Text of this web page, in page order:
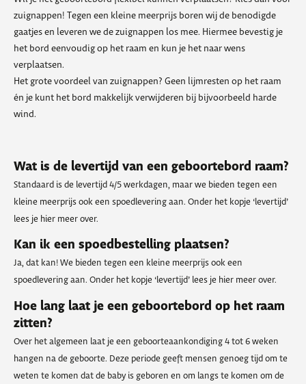
zuignappen! Tegen een kleine meerprijs boren wij de benodigde
gaatjes en leveren we de zuignappen los mee. Hiermee bevestig je
het bord eenvoudig op het raam en kun je het naar wens
verplaatsen.
Het grote voordeel van zuignappen? Geen lijmresten op het raam
én je kunt het bord makkelijk verwijderen bij bijvoorbeeld harde
wind.
Wat is de levertijd van een geboortebord raam?
Standaard is de levertijd 4/5 werkdagen, maar we bieden tegen een
kleine meerprijs ook een spoedlevering aan. Onder het kopje ‘levertijd’
lees je hier meer over.
Kan ik een spoedbestelling plaatsen?
Ja, dat kan! We bieden tegen een kleine meerprijs ook een
spoedlevering aan. Onder het kopje ‘levertijd’ lees je hier meer over.
Hoe lang laat je een geboortebord op het raam
zitten?
Over het algemeen laat je een geboorteaankondiging 4 tot 6 weken
hangen na de geboorte. Deze periode geeft mensen genoeg tijd om te
weten te komen dat de baby is geboren en om langs te komen om de